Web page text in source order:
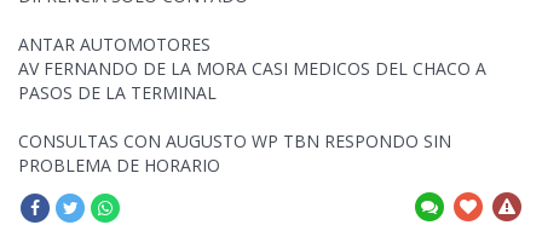
ANTAR AUTOMOTORES
AV FERNANDO DE LA MORA CASI MEDICOS DEL CHACO A
PASOS DE LA TERMINAL
CONSULTAS CON AUGUSTO WP TBN RESPONDO SIN
PROBLEMA DE HORARIO